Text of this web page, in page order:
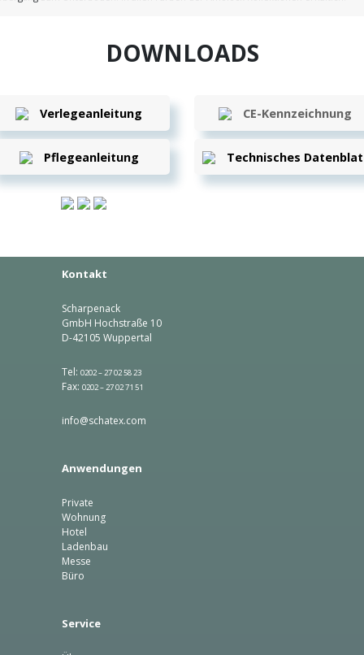
DOWNLOADS
Verlegeanleitung CE-Kennzeichnung
Pflegeanleitung Technisches
Kontakt
Scharpenack
GmbH Hochstraße 10
D-42105 Wuppertal
Tel: 0202 – 27 02 58 23
Fax: 0202 – 27 02 71 51
info@schatex.com
Anwendungen
Private
Wohnung
Hotel
Ladenbau
Messe
Büro
Service